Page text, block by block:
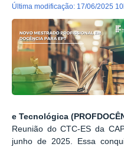
última modificação: 17/06/2025
e Tecnológica
Reunião do CTC-ES da
junho de 2025. Essa